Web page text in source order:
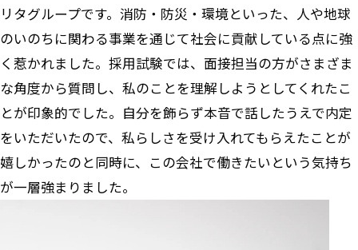
リタグループです。消防・防災・環境といった、人や地球
のいのちに関わる事業を通じて社会に貢献している点に強
く惹かれました。採用試験では、面接担当の方がさまざま
な角度から質問し、私のことを理解しようとしてくれたこ
とが印象的でした。自分を飾らず本音で話したうえで内定
をいただいたので、私らしさを受け入れてもらえたことが
嬉しかったのと同時に、この会社で働きたいという気持ち
が一層強まりました。